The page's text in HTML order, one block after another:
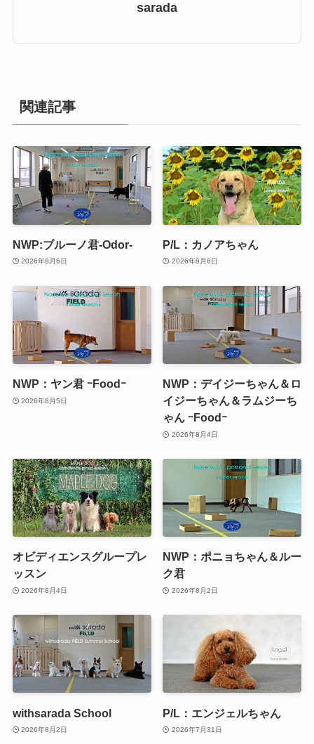
sarada
関連記事
NWP:ブルーノ君-Odor-
2026年8月6日
P/L：カノアちゃん
2026年8月6日
NWP：ヤン君 ｰFoodｰ
2026年8月5日
NWP：デイジーちゃん＆ロ
イジーちゃん＆ラムジーち
ゃん ｰFoodｰ
2026年8月4日
オビディエンスグループレ
ッスン
2026年8月4日
NWP：ポニョちゃん＆ルー
ク君
2026年8月2日
withsarada School
2026年8月2日
P/L：エンジェルちゃん
2026年7月31日